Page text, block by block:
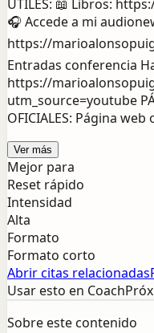
ÚTILES: 📖 Libros:
🎧 Accede a mi
https://
Entradas conferencia
https://
utm_source=youtube
OFICIALES: Página web
Ver más
Mejor para
Reset rápido
Intensidad
Alta
Formato
Formato corto
Abrir citas relacionadas
Usar esto en Coach
Sobre este contenido